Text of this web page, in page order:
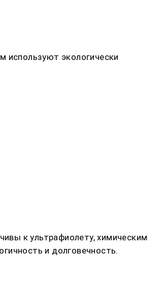
используют экологически
к ультрафиолету, химическим
и долговечность.